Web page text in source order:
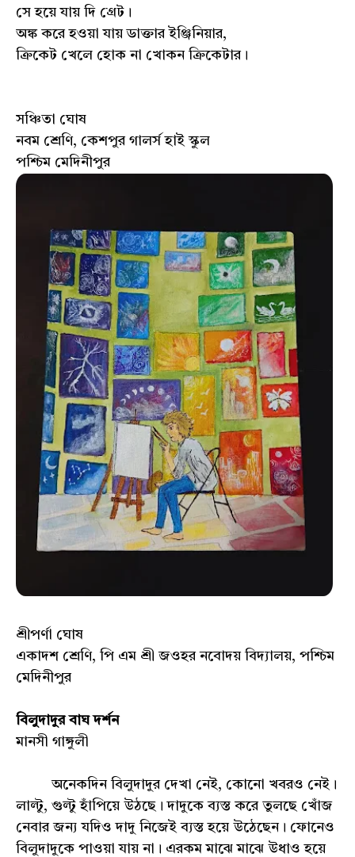
সে হয়ে যায় দি গ্রেট।
অঙ্ক করে হওয়া যায় ডাক্তার ইঞ্জিনিয়ার,
ক্রিকেট খেলে হোক না খোকন ক্রিকেটার।
সঞ্চিতা ঘোষ
নবম শ্রেণি, কেশপুর গালর্স হাই স্কুল
পশ্চিম মেদিনীপুর
শ্রীপর্ণা ঘোষ
একাদশ শ্রেণি, পি এম শ্রী জওহর নবোদয় বিদ্যালয়, পশ্চিম
মেদিনীপুর
বিলুদাদুর বাঘ দর্শন
মানসী গাঙ্গুলী
অনেকদিন বিলুদাদুর দেখা নেই, কোনো খবরও নেই।
লাল্টু, গুল্টু হাঁপিয়ে উঠছে। দাদুকে ব্যস্ত করে তুলছে খোঁজ
নেবার জন্য যদিও দাদু নিজেই ব্যস্ত হয়ে উঠেছেন। ফোনেও
বিলুদাদুকে পাওয়া যায় না। এরকম মাঝে মাঝে উধাও হয়ে